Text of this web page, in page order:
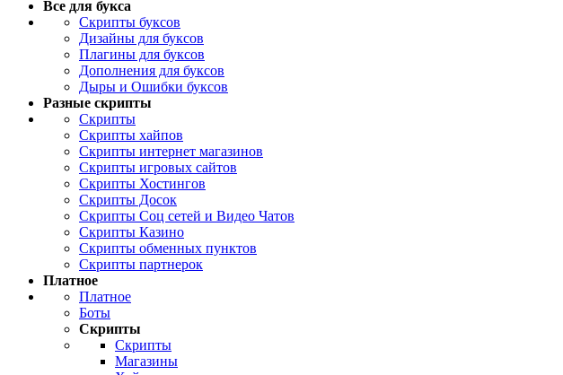
Все для букса
Скрипты буксов
Дизайны для буксов
Плагины для буксов
Дополнения для буксов
Дыры и Ошибки буксов
Разные скрипты
Скрипты
Скрипты хайпов
Скрипты интернет магазинов
Скрипты игровых сайтов
Скрипты Хостингов
Скрипты Досок
Скрипты Соц сетей и Видео Чатов
Скрипты Казино
Скрипты обменных пунктов
Скрипты партнерок
Платное
Платное
Боты
Скрипты
Скрипты
Магазины